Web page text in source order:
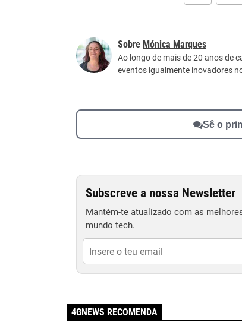
Este conteúdo não tem a informação
Mónica Marques
Ao longo de mais de 20 anos de
eventos igualmente inovadores
Sê o
Subscreve a nossa Newsletter
Mantém-te atualizado com as
mundo tech.
4GNEWS RECOMENDA